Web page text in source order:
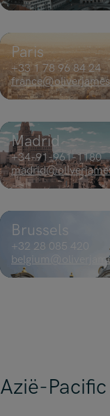
Paris
+33 1 78 96 84 24
Madrid
+34-91-961-1180
Brussels
+32 28 085 420
Azië-Pacific